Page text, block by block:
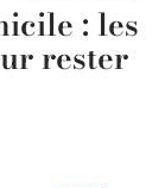
: les
rester